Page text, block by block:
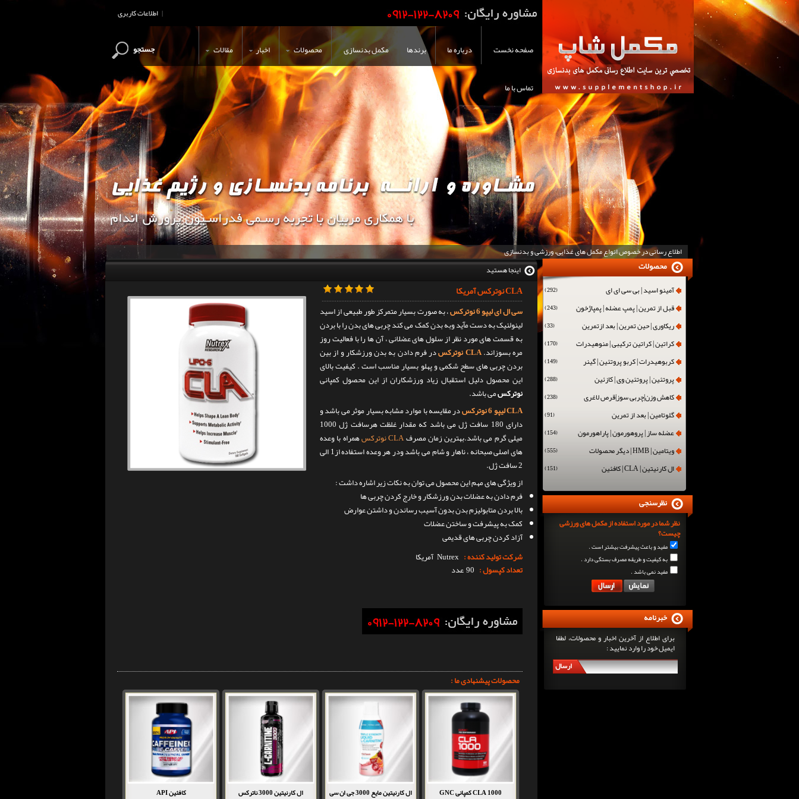
اطلاعات کاربری |
صفحه نخست درباره ما برندها مکمل بدنسازی محصولات اخبار مقالات
تماس با ما
جستجو
اطلاع رسانی در خصوص انواع مکمل های غذایی، ورزشی و بدنسازی
این وب سایت جهت اطلاع رسانی و
اینجا هستید
CLA نوترکس آمریکا
سی ال ای لیپو 6 نوترکس
، به صورت بسیار متمرکز طور طبیعی از اسید
لینولئیک به دست مآید وبه بدن کمک می کند چربی های بدن را با بردن
به قسمت های مورد نظر از سلول های عضلانی ، آن ها را با فعالیت روز
مره بسوزاند.CLA نوترکس
در فرم دادن به بدن ورزشکار و از بین
بردن چربی های سطح شکمی و پهلو بسیار مناسب است . کیفیت بالای
این محصول دلیل استقبال زیاد ورزشکاران از این محصول کمپانی
نوترکسمی باشد.
CLA لیپو 6 نوترکس
در مقایسه با موارد مشابه بسیار موثر می باشد و
دارای 180 سافت ژل می باشد که مقدار غلظت هرسافت ژل 1000
میلی گرم می باشد.بهترین زمان مصرفCLA نوترکس
همراه با وعده
های اصلی صبحانه ، ناهار و شام می باشد ودر هر وعده استفاده از1 الی
2 سافت ژل.
از ویژگی های مهم این محصول می توان به نکات زیر اشاره داشت :
فرم دادن به عضلات بدن ورزشکار و خارج کردن چربی ها
بالا بردن متابولیزم بدن بدون آسیب رساندن و داشتن عوارض
کمک به پیشرفت و ساختن عضلات
آزاد کردن چربی های قدیمی
شرکت تولید کننده : Nutrex آمریکا
تعداد کپسول : 90 عدد
محصولات پیشنهادی ما :
CLA 1000 کمپانی GNC ال کارنیتین مایع 3000 جی ان سی ال کارنیتین 3000 ناترکس کافئین API
آمینو اسید | بی سی ای ای (292)
قبل از تمرین | پمپ عضله | پمپاژخون (243)
ریکاوری | حین تمرین | بعد ازتمرین (33)
کراتین | کراتین ترکیبی | منوهیدرات (170)
کربوهیدرات | کربو پروتئین | گینر (149)
پروتئین | پروتئین وی | کازئین (288)
کاهش وزن|چربی سوز|قرص لاغری (238)
گلوتامین | بعد از تمرین (91)
عضله ساز | پروهورمون | پاراهورمون (154)
ویتامین | HMB | دیگر محصولات (555)
ال کارنیتین | CLA | کافئین (151)
محصولات
نظر شما در مورد استفاده از مکمل های ورزشی
چیست؟
مفید و باعث پیشرفت بیشتر است .
به کیفیت و طریقه مصرف بستگی دارد .
مفید نمی باشد .
نظرسنجی
برای اطلاع از آخرین اخبار و محصولات، لطفا
ایمیل خود را وارد نمایید :
ارسال
خبرنامه